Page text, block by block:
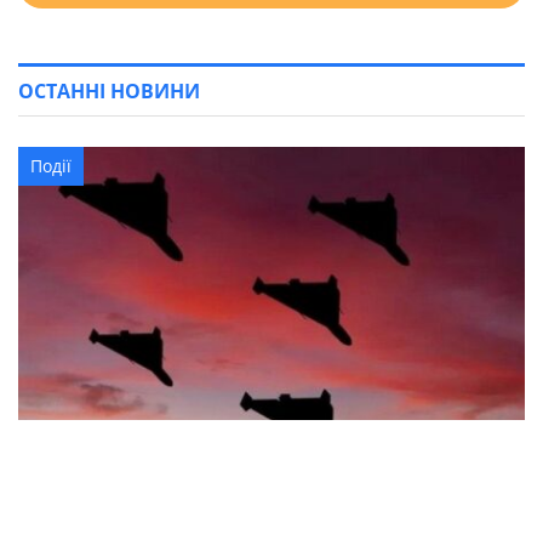
ОСТАННІ НОВИНИ
Події